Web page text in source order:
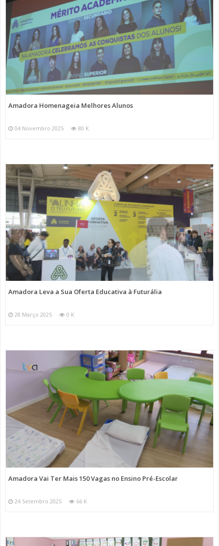
Amadora Homenageia Melhores Alunos
04 Novembro 2025 80 K
Amadora Leva a Sua Oferta Educativa à Futurália
28 Março 2025 0 K
Amadora Vai Ter Mais 150 Vagas no Ensino Pré-Escolar
24 Setembro 2025 66 K